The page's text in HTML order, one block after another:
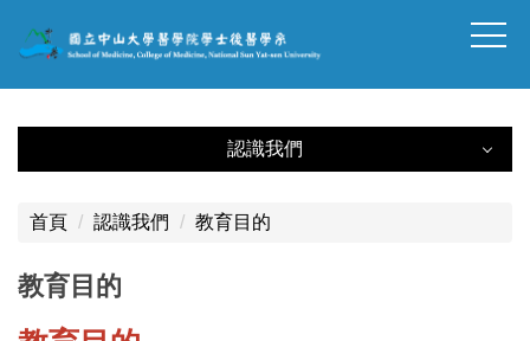
到
內
認識我們
首頁 認識我們 教育目的
教育目的